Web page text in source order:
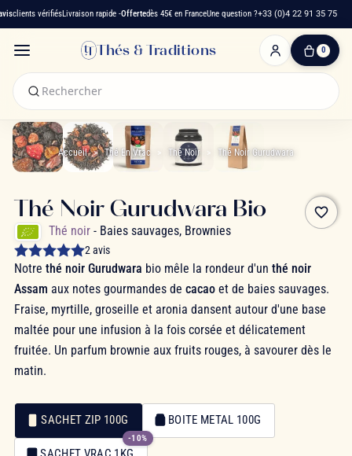
clients vérifiésLivraison rapide -Offertedès 45€ en FranceUne question ?+33 (0)4 22 91 35 75
Thés & Traditions 0
0
panier
Accueil Thé En Vrac Thé Noir Thé Noir Gurudwara
favorite_border
Thé Noir Gurudwara Bio
Thé noir - Baies sauvages, Brownies
2 avis
Notre thé noir Gurudwara bio mêle la rondeur d'un thé noir
Assam aux notes gourmandes de cacaoet de baies sauvages.
Fraise, myrtille, groseille et aronia dansent autour d'une base
maltée pour une infusion à la fois corsée et délicatement
fruitée. Un parfum brownie aux fruits rouges, à savourer dès le
matin.
Emballage
SACHET ZIP 100G BOITE METAL 100G
-10%